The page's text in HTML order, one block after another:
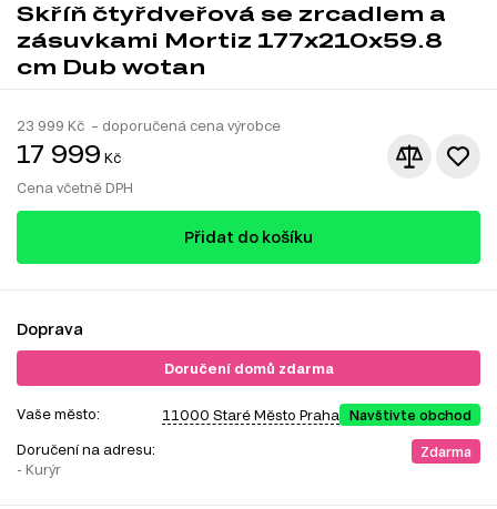
Skříň čtyřdveřová se zrcadlem a
zásuvkami Mortiz 177x210x59.8
cm Dub wotan
23 999 Kč – doporučená cena výrobce
17 999 Kč
Cena včetně DPH
Přidat do košíku
Doprava
Doručení domů zdarma
Vaše město: 11000 Staré Město Praha Navštivte obchod
Doručení na adresu:
- Kurýr
Zdarma